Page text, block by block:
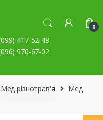
0
417-52-48
970-67-02
Мед різнотрав'я Мед